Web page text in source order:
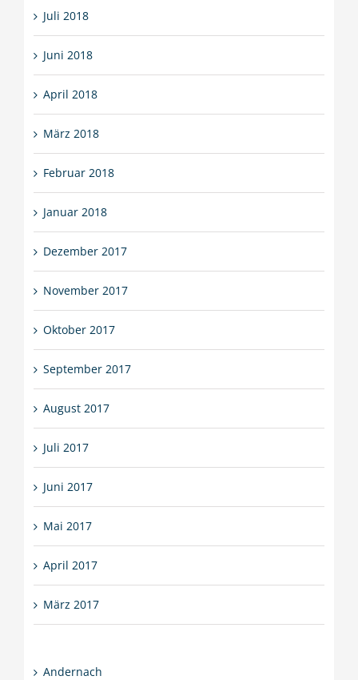
Juli 2018
Juni 2018
April 2018
März 2018
Februar 2018
Januar 2018
Dezember 2017
November 2017
Oktober 2017
September 2017
August 2017
Juli 2017
Juni 2017
Mai 2017
April 2017
März 2017
Andernach